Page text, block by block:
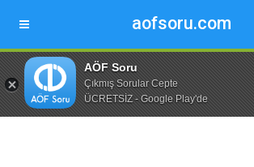
aofsoru.com
AÖF Soru
Çıkmış Sorular Cepte
ÜCRETSİZ - Google Play'de